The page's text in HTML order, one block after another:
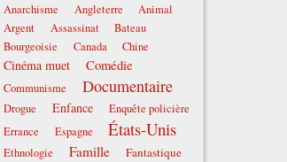
Anarchisme Angleterre
Animal
Argent
Assassinat
Bateau
Bourgeoisie
Canada Chine
Cinéma muet Comédie
Communisme Documentaire
Drogue Enfance
Enquête policière
Errance
Espagne États-Unis
Ethnologie Famille Fantastique